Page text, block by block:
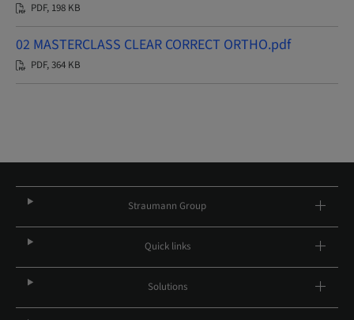
PDF, 198 KB
02 MASTERCLASS CLEAR CORRECT ORTHO.pdf
PDF, 364 KB
Straumann Group
Quick links
Solutions